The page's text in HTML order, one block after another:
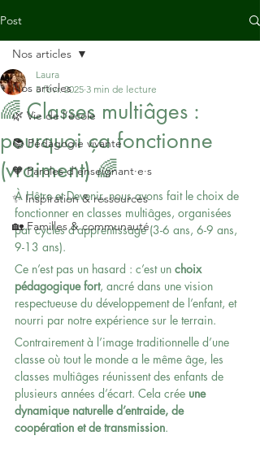
Post
Nos articles
🌿 Vie de l’école
📚 Pédagogie vivante
🧡 Paroles d’enseignant·e·s
✨ Inspiration & ressources
🏡 Familles & communauté
Nos articles
🌈 Classes multiâges :
pourquoi ça fonctionne
(vraiment) 🌈
Laura
5 févr. 2025 3 min de lecture
À Hêtre et Devenir, nous avons fait le choix de
fonctionner en classes multiâges, organisées
par cycles d’apprentissage (3-6 ans, 6-9 ans,
9-13 ans).
Ce n’est pas un hasard : c’est un choix
pédagogique fort, ancré dans une vision
respectueuse du développement de l’enfant, et
nourri par notre expérience sur le terrain.
Contrairement à l’image traditionnelle d’une
classe où tout le monde a le même âge, les
classes multiâges réunissent des enfants de
plusieurs années d’écart. Cela crée une
dynamique naturelle d’entraide, de
coopération et de transmission.